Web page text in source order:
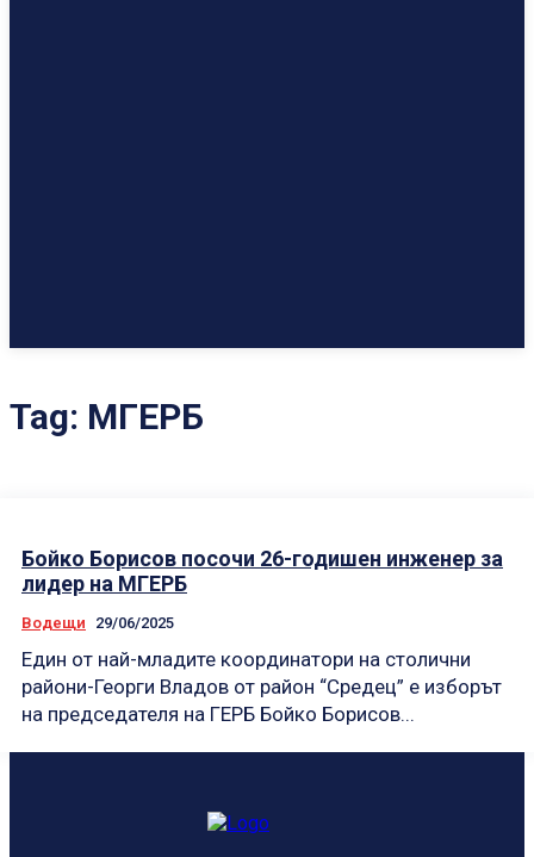
Tag: МГЕРБ
Бойко Борисов посочи 26-годишен инженер за
лидер на МГЕРБ
Водещи 29/06/2025
Един от най-младите координатори на столични
райони-Георги Владов от район “Средец” е изборът
на председателя на ГЕРБ Бойко Борисов...